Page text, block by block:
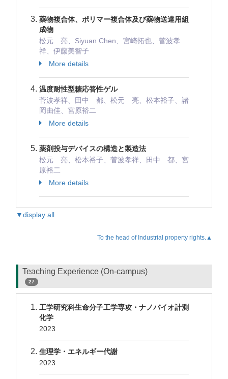
薬物複合体、ポリマー複合体及び薬物送達用組
成物
松元 亮、Siyuan Chen、宮崎拓也、菅波孝
祥、伊藤美智子
More details
温度耐性型糖応答性ゲル
菅波孝祥、田中 都、松元 亮、松本裕子、諸
岡由佳、宮原裕二
More details
薬剤投与デバイスの構造と製造法
松元 亮、松本裕子、菅波孝祥、田中 都、宮
原裕二
More details
▼display all
To the head of Industrial property rights.▲
Teaching Experience (On-campus)
27
工学研究科生命分子工学専攻・ナノバイオ計測
化学
2023
生理学・エネルギー代謝
2023